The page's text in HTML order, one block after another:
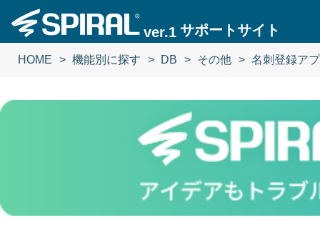
ver.1 サポートサイト
HOME 機能別に探す DB その他 名刺登録ア